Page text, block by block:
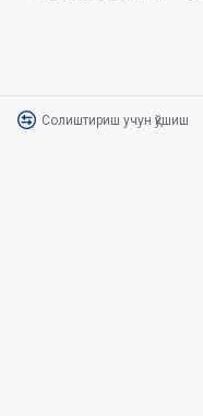
Солиштириш учун қўшиш